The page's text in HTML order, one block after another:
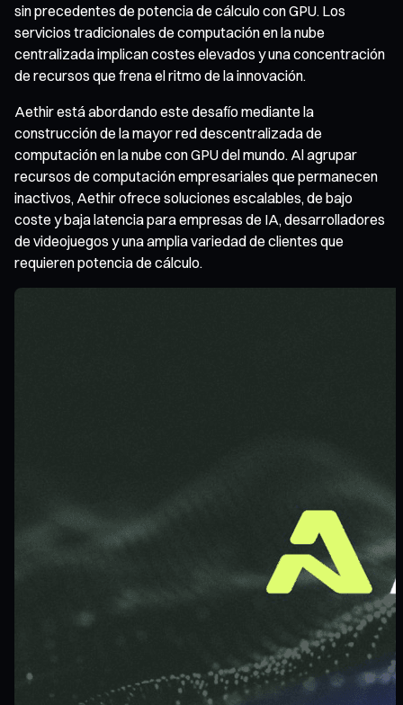
sin precedentes de potencia de cálculo con GPU. Los
servicios tradicionales de computación en la nube
centralizada implican costes elevados y una concentración
de recursos que frena el ritmo de la innovación.
Aethir está abordando este desafío mediante la
construcción de la mayor red descentralizada de
computación en la nube con GPU del mundo. Al agrupar
recursos de computación empresariales que permanecen
inactivos, Aethir ofrece soluciones escalables, de bajo
coste y baja latencia para empresas de IA, desarrolladores
de videojuegos y una amplia variedad de clientes que
requieren potencia de cálculo.